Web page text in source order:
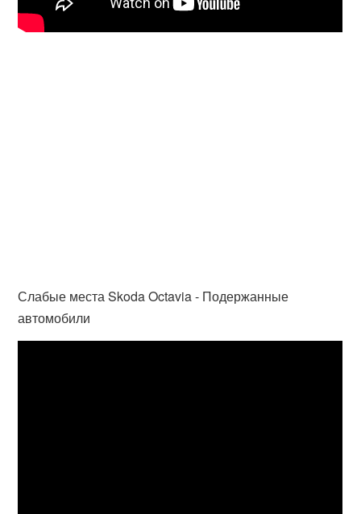
Слабые места Skoda Octavia - Подержанные
автомобили